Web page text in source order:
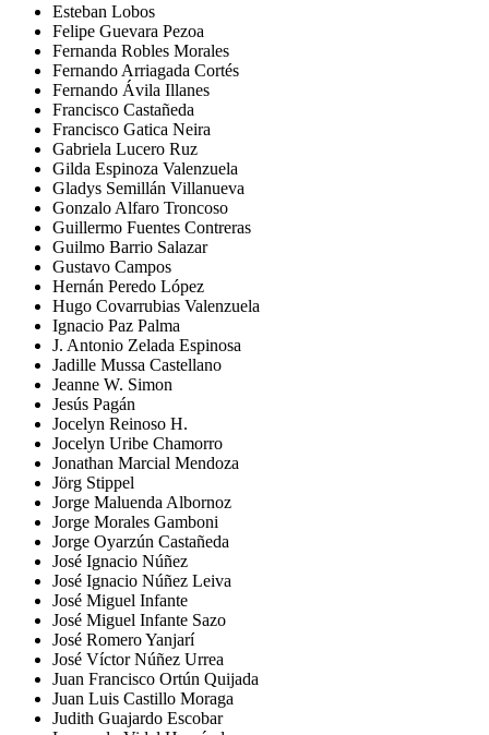
Esteban Lobos
Felipe Guevara Pezoa
Fernanda Robles Morales
Fernando Arriagada Cortés
Fernando Ávila Illanes
Francisco Castañeda
Francisco Gatica Neira
Gabriela Lucero Ruz
Gilda Espinoza Valenzuela
Gladys Semillán Villanueva
Gonzalo Alfaro Troncoso
Guillermo Fuentes Contreras
Guilmo Barrio Salazar
Gustavo Campos
Hernán Peredo López
Hugo Covarrubias Valenzuela
Ignacio Paz Palma
J. Antonio Zelada Espinosa
Jadille Mussa Castellano
Jeanne W. Simon
Jesús Pagán
Jocelyn Reinoso H.
Jocelyn Uribe Chamorro
Jonathan Marcial Mendoza
Jörg Stippel
Jorge Maluenda Albornoz
Jorge Morales Gamboni
Jorge Oyarzún Castañeda
José Ignacio Núñez
José Ignacio Núñez Leiva
José Miguel Infante
José Miguel Infante Sazo
José Romero Yanjarí
José Víctor Núñez Urrea
Juan Francisco Ortún Quijada
Juan Luis Castillo Moraga
Judith Guajardo Escobar